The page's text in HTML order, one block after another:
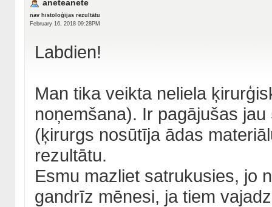
aneteanete
nav histoloģijas rezultātu
February 16, 2018 09:28PM
Labdien!
Man tika veikta neliela
noņemšana). Ir pagājušas
(ķirurgs nosūtīja ādas
rezultātu.
Esmu mazliet satrukusies, jo
gandrīz mēnesi, ja tiem